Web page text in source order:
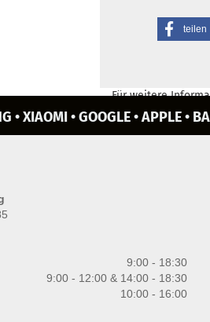
teilen
Für weitere
• XIAOMI • GOOGLE • APPLE •
9:00 - 18:30
9:00 - 12:00 & 14:00 - 18:30
10:00 - 16:00